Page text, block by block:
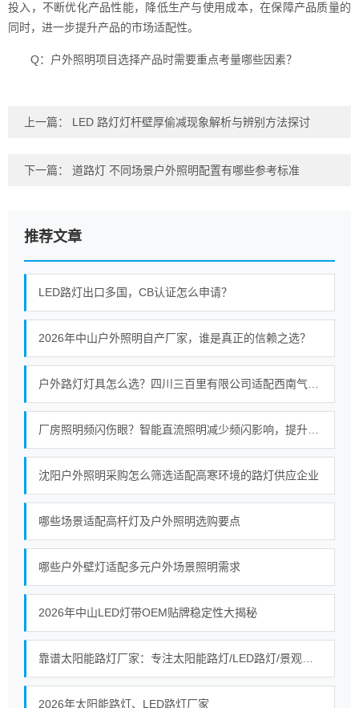
投入，不断优化产品性能，降低生产与使用成本，在保障产品质量的
同时，进一步提升产品的市场适配性。
Q：户外照明项目选择产品时需要重点考量哪些因素？
上一篇： LED 路灯灯杆壁厚偷减现象解析与辨别方法探讨
下一篇： 道路灯 不同场景户外照明配置有哪些参考标准
推荐文章
LED路灯出口多国，CB认证怎么申请？
2026年中山户外照明自产厂家，谁是真正的信赖之选？
沈阳户外照明采购怎么筛选适配高寒环境的路灯供应企业
哪些场景适配高杆灯及户外照明选购要点
哪些户外壁灯适配多元户外场景照明需求
2026年中山LED灯带OEM贴牌稳定性大揭秘
2026年太阳能路灯、LED路灯厂家